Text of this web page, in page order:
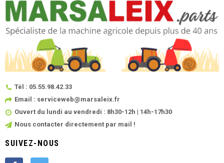
Tél : 05.55.98.42.33
Email : serviceweb@marsaleix.fr
Ouvert du lundi au vendredi : 8h30-12h | 14h-17h30
Nous contacter directement par mail !
SUIVEZ-NOUS